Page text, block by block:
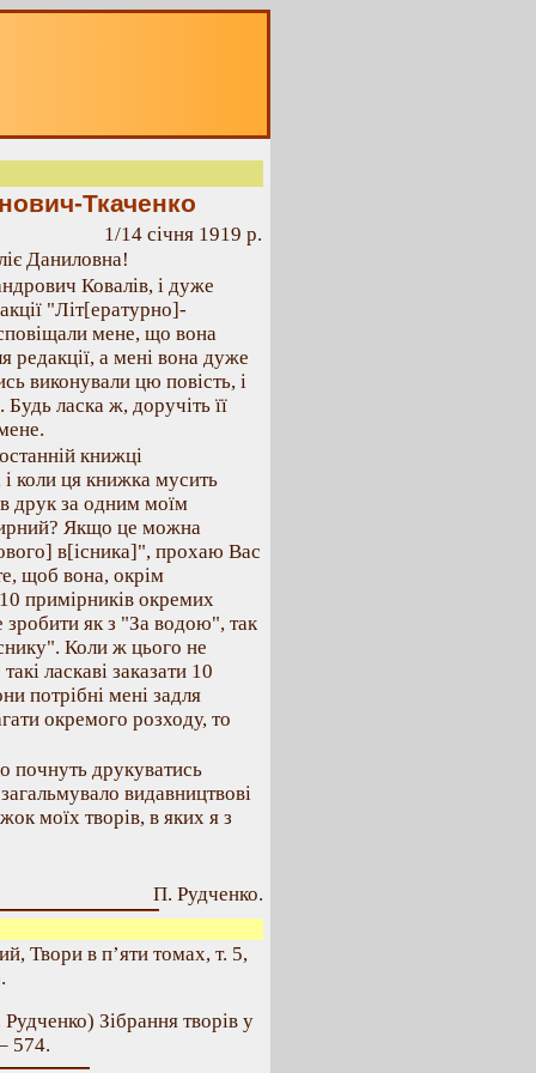
Ткаченко
1/14 січня 1919 р.
Даниловна!
Ковалів, і дуже
"Літ[ературно]-
мене, що вона
редакції, а мені вона дуже
виконували цю повість, і
ласка ж, доручіть її
книжці
коли ця книжка мусить
в друк за одним моїм
Якщо це можна
в[існика]", прохаю Вас
щоб вона, окрім
примірників окремих
зробити як з "За водою", так
Коли ж цього не
ласкаві заказати 10
потрібні мені задля
окремого розходу, то
почнуть друкуватись
видавництвові
моїх творів, в яких я з
П. Рудченко.
Твори в п’яти томах, т. 5,
Зібрання творів у
574.